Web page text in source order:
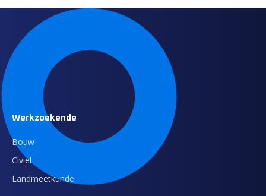
Werkzoekende
Bouw
Civiel
Landmeetkunde